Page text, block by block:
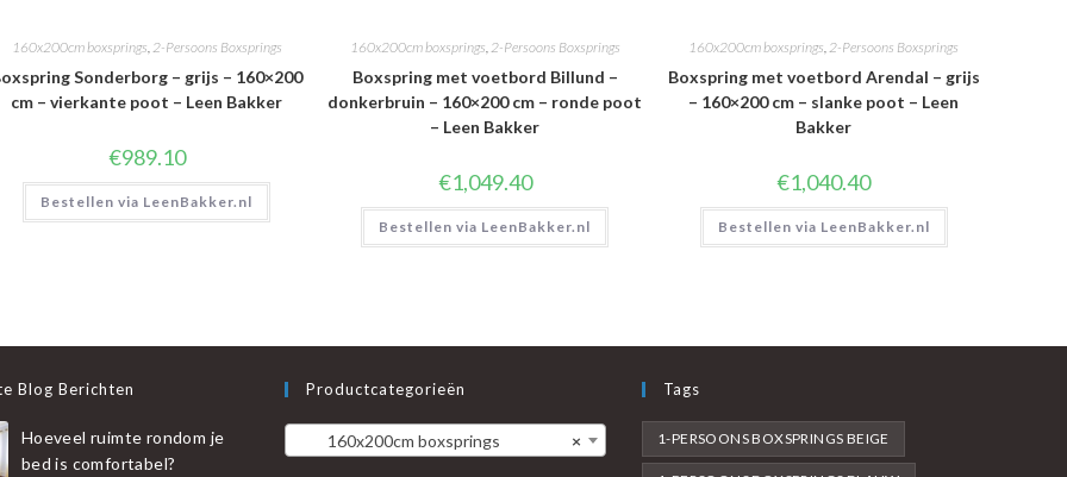
160x200cm boxsprings,2-Persoons Boxsprings
Sonderborg – grijs – 160×200
cm – vierkante poot – Leen Bakker
€989.10
Bestellen via LeenBakker.nl
160x200cm boxsprings,2-Persoons Boxsprings
Boxspring met voetbord Billund –
donkerbruin – 160×200 cm – ronde poot
– Leen Bakker
€1,049.40
Bestellen via LeenBakker.nl
160x200cm boxsprings,2-Persoons Boxsprings
Boxspring met voetbord Arendal – grijs
– 160×200 cm – slanke poot – Leen
Bakker
€1,040.40
Bestellen via LeenBakker.nl
Blog Berichten
Hoeveel ruimte rondom je
bed is comfortabel?
Productcategorieën
×
160x200cm boxsprings
Tags
1-PERSOONS BOXSPRINGS BEIGE